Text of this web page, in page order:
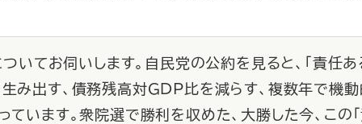
ついてお伺いします。自民党の公約を見ると、「責任
み出す、債務残高対GDP比を減らす、複数年で機
ています。衆院選で勝利を収めた、大勝した今、この